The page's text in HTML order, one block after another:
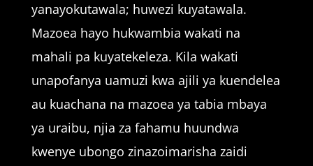
yanayokutawala; huwezi kuyatawala.
Mazoea hayo hukwambia wakati na
mahali pa kuyatekeleza. Kila wakati
unapofanya uamuzi kwa ajili ya kuendelea
au kuachana na mazoea ya tabia mbaya
ya uraibu, njia za fahamu huundwa
kwenye ubongo zinazoimarisha zaidi